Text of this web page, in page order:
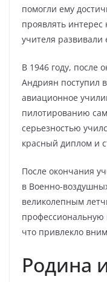
помогли ему
проявлять
учителя развивали
В 1946 году, после
Андриян поступил
авиационное
пилотированию
серьезностью
красный диплом и
После окончания
в Военно-
великолепным
профессиональную
что привлекло
Родина